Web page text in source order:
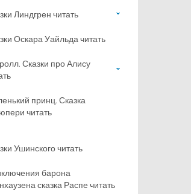
Линдгрен читать
Оскара Уайльда читать
Сказки про Алису
принц. Сказка
читать
Ушинского читать
барона
сказка Распе читать